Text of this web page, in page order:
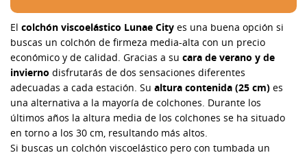
El colchón viscoelástico Lunae City es una buena opción si
buscas un colchón de firmeza media-alta con un precio
económico y de calidad. Gracias a su cara de verano y de
invierno disfrutarás de dos sensaciones diferentes
adecuadas a cada estación. Su altura contenida (25 cm) es
una alternativa a la mayoría de colchones. Durante los
últimos años la altura media de los colchones se ha situado
en torno a los 30 cm, resultando más altos.
Si buscas un colchón viscoelástico pero con tumbada un